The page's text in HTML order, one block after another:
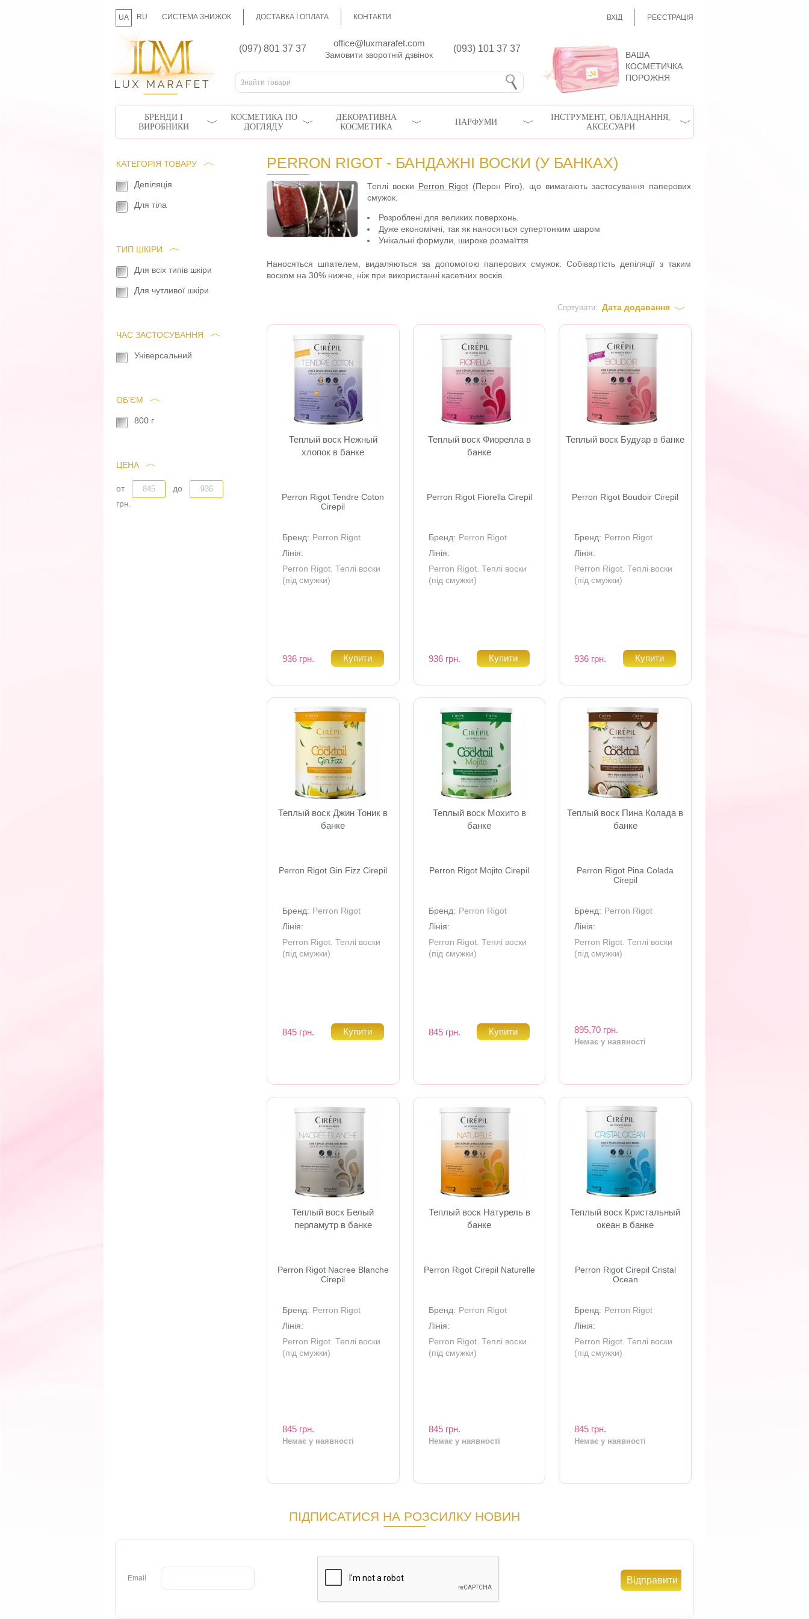
UA RU СИСТЕМА ЗНИЖОК ДОСТАВКА І ОПЛАТА КОНТАКТИ ВХІД РЕЄСТРАЦІЯ
(097) 801 37 37
office@luxmarafet.com
(093) 101 37 37
Замовити зворотній дзвінок
ВАША
КОСМЕТИЧКА
ПОРОЖНЯ
БРЕНДИ І
ВИРОБНИКИ
КОСМЕТИКА ПО
ДОГЛЯДУ
ДЕКОРАТИВНА
КОСМЕТИКА
ПАРФУМИ
ІНСТРУМЕНТ, ОБЛАДНАННЯ,
АКСЕСУАРИ
КАТЕГОРІЯ ТОВАРУ
Депіляція
Для тіла
ТИП ШКІРИ
Для всіх типів шкіри
Для чутливої шкіри
ЧАС ЗАСТОСУВАННЯ
Універсальний
ОБ'ЄМ
800 г
ЦЕНА
от
до
грн.
PERRON RIGOT - БАНДАЖНІ ВОСКИ (У БАНКАХ)
Теплі воски Perron Rigot(Перон Ріго), що вимагають застосування паперових
смужок.
Розроблені для великих поверхонь.
Дуже економічні, так як наносяться супертонким шаром
Унікальні формули, широке розмаїття
Наносяться шпателем, видаляються за допомогою паперових смужок. Собівартість депіляції з таким
воском на 30% нижче, ніж при використанні касетних восків.
Сортувати: Дата додавання
Теплый воск Нежный
хлопок в банке
Perron Rigot Tendre Coton
Cirepil
Бренд: Perron Rigot
Лінія:
Perron Rigot. Теплі воски
(під смужки)
936 грн.
Теплый воск Фиорелла в
банке
Perron Rigot Fiorella Cirepil
Бренд: Perron Rigot
Лінія:
Perron Rigot. Теплі воски
(під смужки)
936 грн.
Теплый воск Будуар в банке
Perron Rigot Boudoir Cirepil
Бренд: Perron Rigot
Лінія:
Perron Rigot. Теплі воски
(під смужки)
936 грн.
Теплый воск Джин Тоник в
банке
Perron Rigot Gin Fizz Cirepil
Бренд: Perron Rigot
Лінія:
Perron Rigot. Теплі воски
(під смужки)
845 грн.
Теплый воск Мохито в
банке
Perron Rigot Mojito Cirepil
Бренд: Perron Rigot
Лінія:
Perron Rigot. Теплі воски
(під смужки)
845 грн.
Теплый воск Пина Колада в
банке
Perron Rigot Pina Colada
Cirepil
Бренд: Perron Rigot
Лінія:
Perron Rigot. Теплі воски
(під смужки)
895,70 грн.
Немає у наявності
Теплый воск Белый
перламутр в банке
Perron Rigot Nacrеe Blanche
Cirepil
Бренд: Perron Rigot
Лінія:
Perron Rigot. Теплі воски
(під смужки)
845 грн.
Немає у наявності
Теплый воск Натурель в
банке
Perron Rigot Cirepil Naturelle
Бренд: Perron Rigot
Лінія:
Perron Rigot. Теплі воски
(під смужки)
845 грн.
Немає у наявності
Теплый воск Кристальный
океан в банке
Perron Rigot Cirepil Cristal
Ocean
Бренд: Perron Rigot
Лінія:
Perron Rigot. Теплі воски
(під смужки)
845 грн.
Немає у наявності
ПІДПИСАТИСЯ НА РОЗСИЛКУ НОВИН
Email